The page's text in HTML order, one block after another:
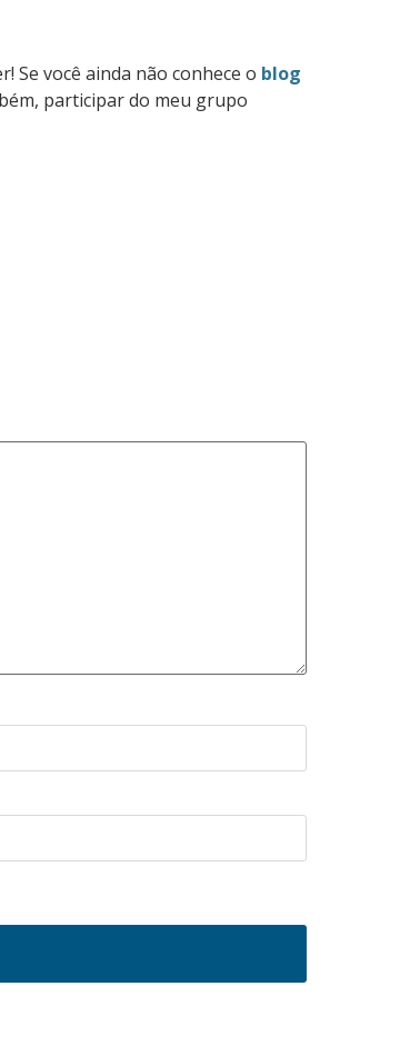
Se você ainda não conhece o blog
participar do meu grupo